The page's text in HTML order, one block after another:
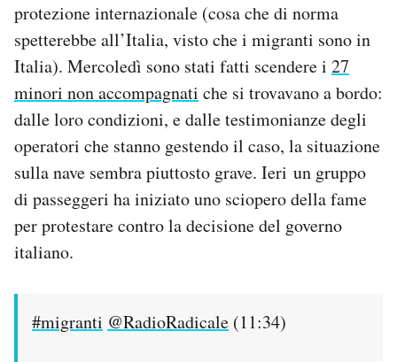
Hai bisogno di aiuto?
Esci
protezione internazionale (cosa che di norma
spetterebbe all’Italia, visto che i migranti sono in
Italia). Mercoledì sono stati fatti scendere i 27
minori non accompagnati che si trovavano a bordo:
dalle loro condizioni, e dalle testimonianze degli
operatori che stanno gestendo il caso, la situazione
sulla nave sembra piuttosto grave. Ieri un gruppo
di passeggeri ha iniziato uno sciopero della fame
per protestare contro la decisione del governo
italiano.
#migranti @RadioRadicale (11:34)